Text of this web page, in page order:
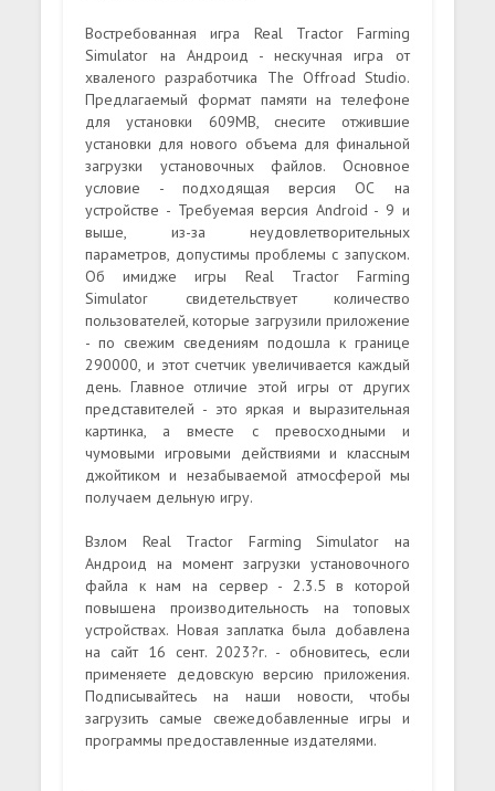
Востребованная игра Real Tractor Farming
Simulator на Андроид - нескучная игра от
хваленого разработчика The Offroad Studio.
Предлагаемый формат памяти на телефоне
для установки 609MB, снесите отжившие
установки для нового объема для финальной
загрузки установочных файлов. Основное
условие - подходящая версия ОС на
устройстве - Требуемая версия Android - 9 и
выше, из-за неудовлетворительных
параметров, допустимы проблемы с запуском.
Об имидже игры Real Tractor Farming
Simulator свидетельствует количество
пользователей, которые загрузили приложение
- по свежим сведениям подошла к границе
290000, и этот счетчик увеличивается каждый
день. Главное отличие этой игры от других
представителей - это яркая и выразительная
картинка, а вместе с превосходными и
чумовыми игровыми действиями и классным
джойтиком и незабываемой атмосферой мы
получаем дельную игру.
Взлом Real Tractor Farming Simulator на
Андроид на момент загрузки установочного
файла к нам на сервер - 2.3.5 в которой
повышена производительность на топовых
устройствах. Новая заплатка была добавлена
на сайт 16 сент. 2023?г. - обновитесь, если
применяете дедовскую версию приложения.
Подписывайтесь на наши новости, чтобы
загрузить самые свежедобавленные игры и
программы предоставленные издателями.